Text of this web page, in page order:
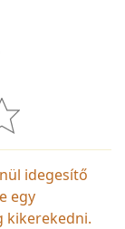
idegesítő
egy
kikerekedni.